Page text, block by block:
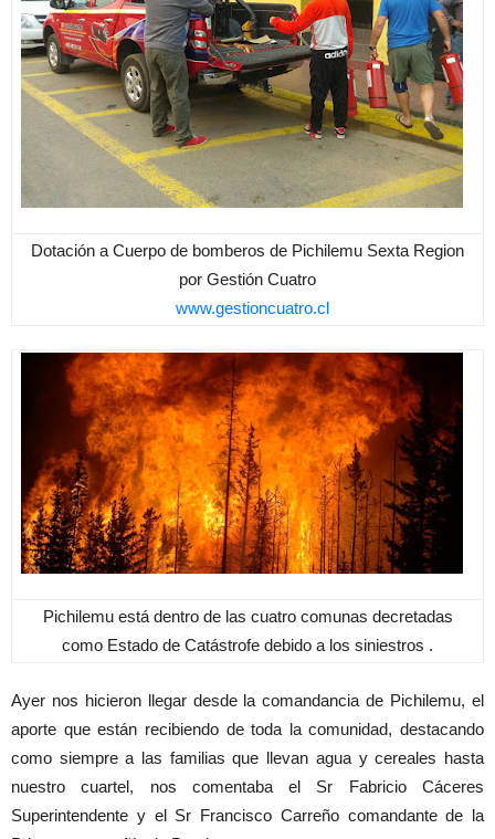
Dotación a Cuerpo de bomberos de Pichilemu Sexta Region
por Gestión Cuatro
www.gestioncuatro.cl
Pichilemu está dentro de las cuatro comunas decretadas
como Estado de Catástrofe debido a los siniestros .
Ayer nos hicieron llegar desde la comandancia de Pichilemu, el
aporte que están recibiendo de toda la comunidad, destacando
como siempre a las familias que llevan agua y cereales hasta
nuestro cuartel, nos comentaba el Sr Fabricio Cáceres
Superintendente y el Sr Francisco Carreño comandante de la